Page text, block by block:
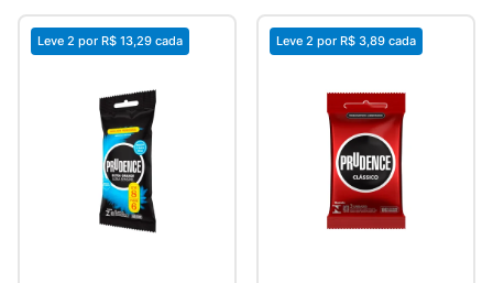
Leve 2 por R$ 13,29 cada Leve 2 por R$ 3,89 cada